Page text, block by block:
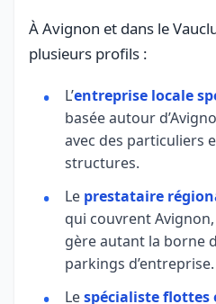
À Avignon et dans le
plusieurs profils :
L’entreprise locale
basée autour
avec des particuliers
structures.
Le prestataire
qui couvrent
gère autant la borne
parkings d’entreprise.
Lespécialiste flottes